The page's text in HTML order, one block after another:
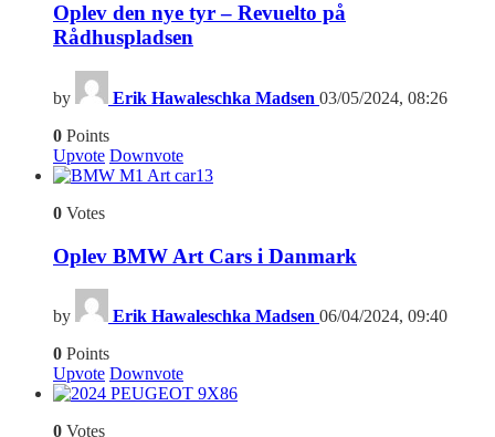
Oplev den nye tyr – Revuelto på
Rådhuspladsen
by Erik Hawaleschka Madsen 03/05/2024, 08:26
0 Points
Upvote Downvote
13
0 Votes
Oplev BMW Art Cars i Danmark
by Erik Hawaleschka Madsen 06/04/2024, 09:40
0 Points
Upvote Downvote
6
0 Votes